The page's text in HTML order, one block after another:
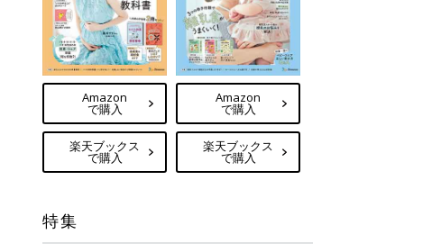
Amazon
で購入
楽天ブックス
で購入
Amazon
で購入
楽天ブックス
で購入
特集